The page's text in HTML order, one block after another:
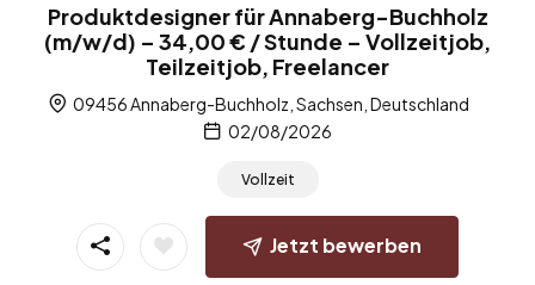
Produktdesigner für Annaberg-Buchholz
(m/w/d) – 34,00 € / Stunde – Vollzeitjob,
Teilzeitjob, Freelancer
09456 Annaberg-Buchholz, Sachsen, Deutschland
02/08/2026
Vollzeit
Jetzt bewerben